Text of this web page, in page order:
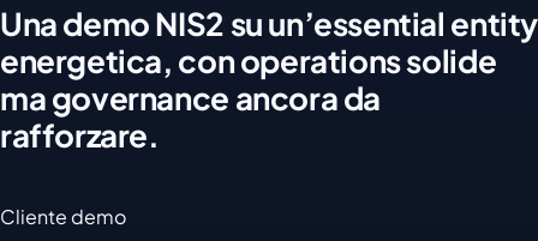
Una demo NIS2 su un’essential entity
energetica, con operations solide
ma governance ancora da
rafforzare.
Cliente demo